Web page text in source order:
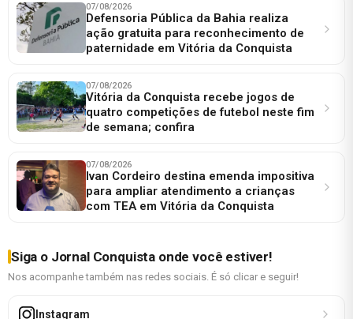
07/08/2026
Defensoria Pública da Bahia realiza
ação gratuita para reconhecimento de
paternidade em Vitória da Conquista
07/08/2026
Vitória da Conquista recebe jogos de
quatro competições de futebol neste fim
de semana; confira
07/08/2026
Ivan Cordeiro destina emenda impositiva
para ampliar atendimento a crianças
com TEA em Vitória da Conquista
Siga o Jornal Conquista onde você estiver!
Nos acompanhe também nas redes sociais. É só clicar e seguir!
Instagram